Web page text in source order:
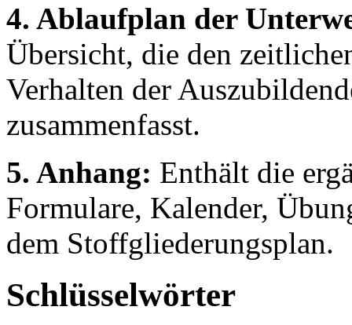
4. Ablaufplan der
Übersicht, die den
Verhalten der
zusammenfasst.
5. Anhang: Enthält die
Formulare, Kalender,
dem Stoffgliederungsplan.
Schlüsselwörter